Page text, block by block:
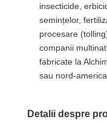
insecticide,
semințelor,
procesare
companii
fabricate la
sau nord-
Detalii despre